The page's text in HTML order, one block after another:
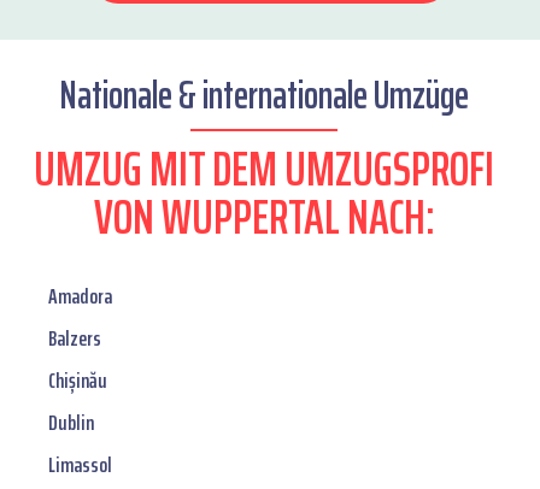
Nationale & internationale Umzüge
UMZUG MIT DEM UMZUGSPROFI
VON WUPPERTAL NACH:
Amadora
Balzers
Chișinău
Dublin
Limassol